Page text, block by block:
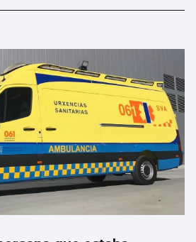
y exclusivamente de